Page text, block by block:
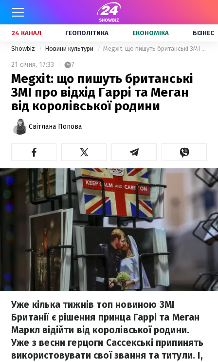
24 КАНАЛ ГЕОПОЛІТИКА ЕКОНОМІКА БІЗНЕС
Showbiz Новини культури Megxit: що пишуть британські ЗМІ про відхід Гаррі та Меган від королівської родини
21 січня, 17:33 7
Megxit: що пишуть британські
ЗМІ про відхід Гаррі та Меган
від королівської родини
Світлана Попова
Уже кілька тижнів топ новиною ЗМІ
Британії є рішення принца Гаррі та Меган
Маркл відійти від королівської родини.
Уже з весни герцоги Сассекські припинять
використовувати свої звання та титули. І,